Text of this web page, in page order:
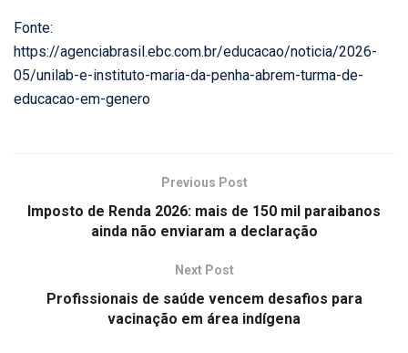
Fonte:
https://agenciabrasil.ebc.com.br/educacao/noticia/2026-
05/unilab-e-instituto-maria-da-penha-abrem-turma-de-
educacao-em-genero
Previous Post
Imposto de Renda 2026: mais de 150 mil paraibanos
ainda não enviaram a declaração
Next Post
Profissionais de saúde vencem desafios para
vacinação em área indígena